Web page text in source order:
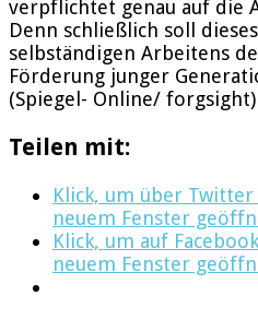
verpflichtet genau auf die
Denn schließlich soll
selbständigen Arbeitens
Förderung junger
(Spiegel- Online/ forgsight)
Teilen mit:
Klick, um über
neuem Fenster
Klick, um auf
neuem Fenster